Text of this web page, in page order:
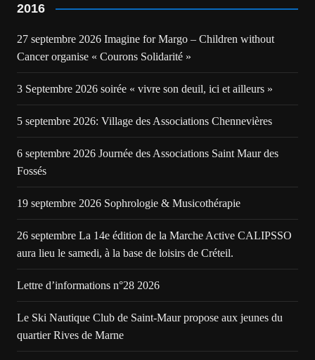
2016
27 septembre 2026 Imagine for Margo – Children without
Cancer organise « Courons Solidarité »
3 Septembre 2026 soirée « vivre son deuil, ici et ailleurs »
5 septembre 2026: Village des Associations Chennevières
6 septembre 2026 Journée des Associations Saint Maur des
Fossés
19 septembre 2026 Sophrologie & Musicothérapie
26 septembre La 14e édition de la Marche Active CALIPSSO
aura lieu le samedi, à la base de loisirs de Créteil.
Lettre d’informations n°28 2026
Le Ski Nautique Club de Saint-Maur propose aux jeunes du
quartier Rives de Marne